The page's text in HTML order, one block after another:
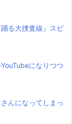
る大捜査線』スピ
になりつつ
んになってしまっ